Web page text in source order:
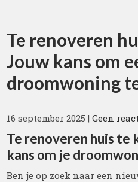
Te renoveren
Jouw kans om
droomwoning
16 september 2025 |Geen
Te renoveren huis te
kans om je
Ben je op zoek naar een